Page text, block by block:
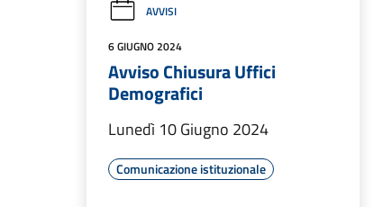
AVVISI
6 GIUGNO 2024
Avviso Chiusura Uffici
Demografici
Lunedì 10 Giugno 2024
Comunicazione istituzionale